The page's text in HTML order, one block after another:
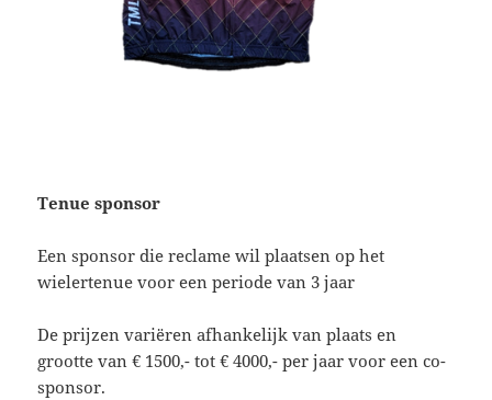
Tenue sponsor
Een sponsor die reclame wil plaatsen op het
wielertenue voor een periode van 3 jaar
De prijzen variëren afhankelijk van plaats en
grootte van € 1500,- tot € 4000,- per jaar voor een co-
sponsor.